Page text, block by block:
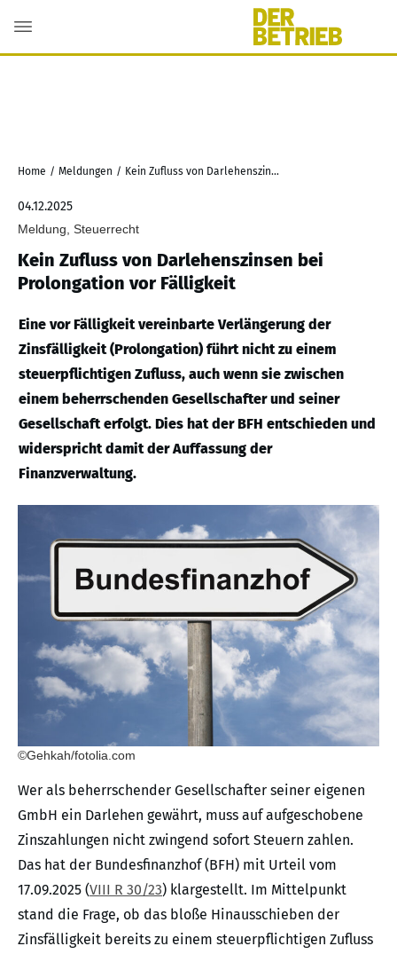
Home / Meldungen / Kein Zufluss von Darlehenszinsen bei Prolongation vor Fälligkeit
04.12.2025
Meldung, Steuerrecht
Kein Zufluss von Darlehenszinsen bei
Prolongation vor Fälligkeit
Eine vor Fälligkeit vereinbarte Verlängerung der
Zinsfälligkeit (Prolongation) führt nicht zu einem
steuerpflichtigen Zufluss, auch wenn sie zwischen
einem beherrschenden Gesellschafter und seiner
Gesellschaft erfolgt. Dies hat der BFH entschieden und
widerspricht damit der Auffassung der
Finanzverwaltung.
©Gehkah/fotolia.com
Wer als beherrschender Gesellschafter seiner eigenen
GmbH ein Darlehen gewährt, muss auf aufgeschobene
Zinszahlungen nicht zwingend sofort Steuern zahlen.
Das hat der Bundesfinanzhof (BFH) mit Urteil vom
17.09.2025 (VIII R 30/23) klargestellt. Im Mittelpunkt
stand die Frage, ob das bloße Hinausschieben der
Zinsfälligkeit bereits zu einem steuerpflichtigen Zufluss